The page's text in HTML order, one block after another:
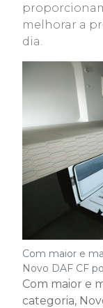
melhorar a
dia.
Com maior e
Novo DAF CF
Com maior e
categoria,